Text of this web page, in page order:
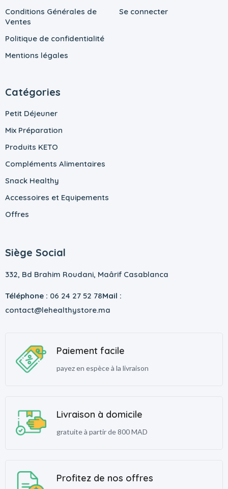
Conditions Générales de
Ventes
Politique de confidentialité
Mentions légales
Se connecter
Catégories
Petit Déjeuner
Mix Préparation
Produits KETO
Compléments Alimentaires
Snack Healthy
Accessoires et Equipements
Offres
Siège Social
332, Bd Brahim Roudani, Maârif Casablanca
Téléphone : 06 24 27 52 78Mail :
contact@lehealthystore.ma
Paiement facile
payez en espèce à la livraison
Livraison à domicile
gratuite à partir de 800 MAD
Profitez de nos offres